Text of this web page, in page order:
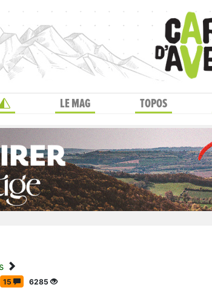
LE MAG TOPOS
15 6285